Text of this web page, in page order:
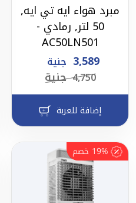
مبرد هواء ايه تي ايه,
50 لتر, رمادي -
AC50LN501
3,589 جنية
4,750 جنية
إضافة للعربة
19% خصم